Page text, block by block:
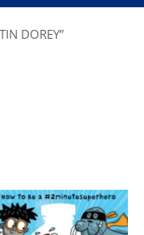
DOREY”